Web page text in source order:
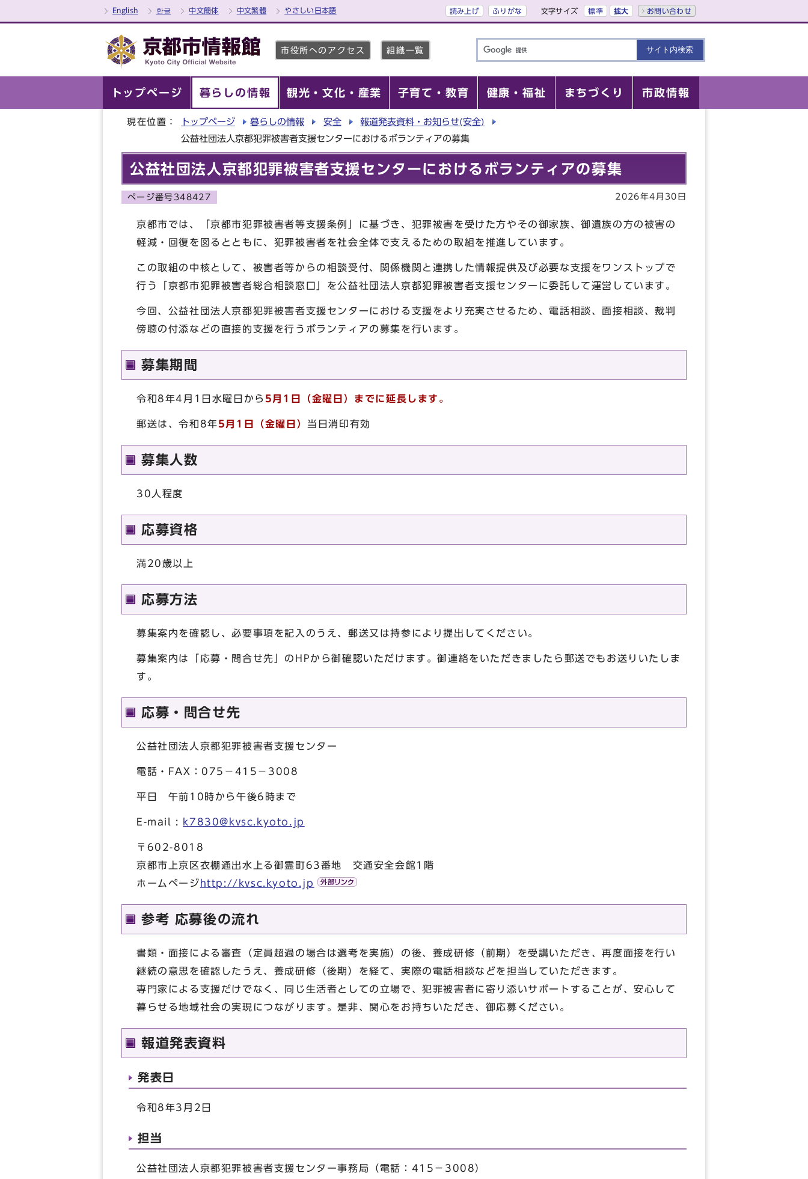
English 한글 中文簡体 中文繁體 やさしい日本語 読み上げ ふりがな 文字サイズ 標準 拡大 お問い合わせ
市役所へのアクセス 組織一覧
トップページ 暮らしの情報 観光・文化・産業 子育て・教育 健康・福祉 まちづくり 市政情報
現在位置： トップページ 暮らしの情報 安全
報道発表資料・お知らせ(安全)
公益社団法人京都犯罪被害者支援センターにおけるボランティアの募集
公益社団法人京都犯罪被害者支援センターにおけるボランティアの募集
ページ番号348427 2026年4月30日
京都市では、「京都市犯罪被害者等支援条例」に基づき、犯罪被害を受けた方やその御家族、御遺族の方の被害の
軽減・回復を図るとともに、犯罪被害者を社会全体で支えるための取組を推進しています。
この取組の中核として、被害者等からの相談受付、関係機関と連携した情報提供及び必要な支援をワンストップで
行う「京都市犯罪被害者総合相談窓口」を公益社団法人京都犯罪被害者支援センターに委託して運営しています。
今回、公益社団法人京都犯罪被害者支援センターにおける支援をより充実させるため、電話相談、面接相談、裁判
傍聴の付添などの直接的支援を行うボランティアの募集を行います。
募集期間
令和8年4月1日水曜日から 5月1日（金曜日）までに延長します。
郵送は、令和8年5月1日（金曜日） 当日消印有効
募集人数
30人程度
応募資格
満20歳以上
応募方法
募集案内を確認し、必要事項を記入のうえ、郵送又は持参により提出してください。
募集案内は「応募・問合せ先」のHPから御確認いただけます。御連絡をいただきましたら郵送でもお送りいたしま
す。
応募・問合せ先
公益社団法人京都犯罪被害者支援センター
電話・FAX：075－415－3008
平日 午前10時から午後6時まで
E-mail : k7830@kvsc.kyoto.jp
〒602-8018
京都市上京区衣棚通出水上る御霊町63番地 交通安全会館1階
ホームページ http://kvsc.kyoto.jp
参考 応募後の流れ
書類・面接による審査（定員超過の場合は選考を実施）の後、養成研修（前期）を受講いただき、再度面接を行い
継続の意思を確認したうえ、養成研修（後期）を経て、実際の電話相談などを担当していただきます。
専門家による支援だけでなく、同じ生活者としての立場で、犯罪被害者に寄り添いサポートすることが、安心して
暮らせる地域社会の実現につながります。是非、関心をお持ちいただき、御応募ください。
報道発表資料
発表日
令和8年3月2日
担当
公益社団法人京都犯罪被害者支援センター事務局（電話：415－3008）